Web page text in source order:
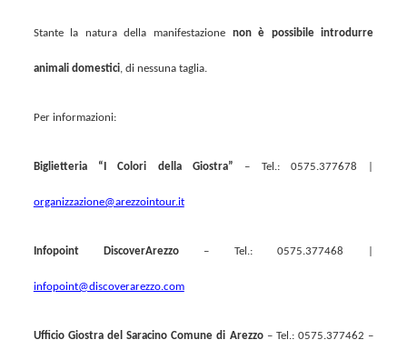
Stante la natura della manifestazione non è possibile introdurre
animali domestici, di nessuna taglia.
Per informazioni:
Biglietteria “I Colori della Giostra” – Tel.: 0575.377678 |
organizzazione@arezzointour.it
Infopoint DiscoverArezzo – Tel.: 0575.377468 |
infopoint@discoverarezzo.com
Ufficio Giostra del Saracino Comune di Arezzo– Tel.: 0575.377462 –